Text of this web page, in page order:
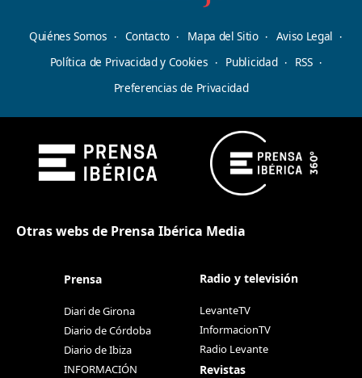
Quiénes Somos Contacto Mapa del Sitio
Aviso Legal
Política de Privacidad y Cookies
Publicidad
RSS
Preferencias de Privacidad
Otras webs de Prensa Ibérica Media
Prensa
Diari de Girona
Diario de Córdoba
Diario de Ibiza
INFORMACIÓN
Radio y televisión
LevanteTV
InformacionTV
Radio Levante
Revistas